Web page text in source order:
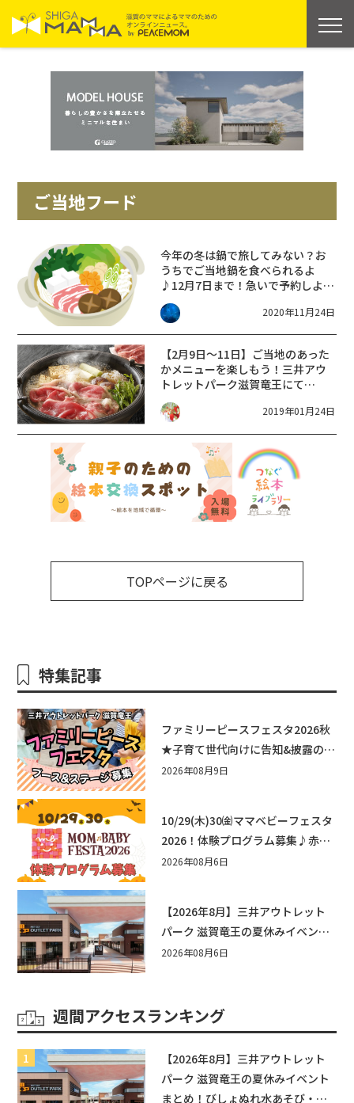
ご当地フード
今年の冬は鍋で旅してみない？お
うちでご当地鍋を食べられるよ
♪12月7日まで！急いで予約しよう
☆
2020年11月24日
【2月9日～11日】ご当地のあった
かメニューを楽しもう！三井アウ
トレットパーク滋賀竜王にて
「HOT FOOD MARCHE」開催☆
2019年01月24日
TOPページに戻る
特集記事
ファミリーピースフェスタ2026秋
★子育て世代向けに告知&披露の場
として♪ステージ又はブース出店
2026年08月9日
10/29(木)30㈮ママベビーフェスタ
2026！体験プログラム募集♪赤ち
ゃん向けイベントに出演しません
2026年08月6日
【2026年8月】三井アウトレット
パーク 滋賀竜王の夏休みイベント
まとめ！びしょぬれ水あそび・激
2026年08月6日
週間アクセスランキング
【2026年8月】三井アウトレット
パーク 滋賀竜王の夏休みイベント
まとめ！びしょぬれ水あそび・激